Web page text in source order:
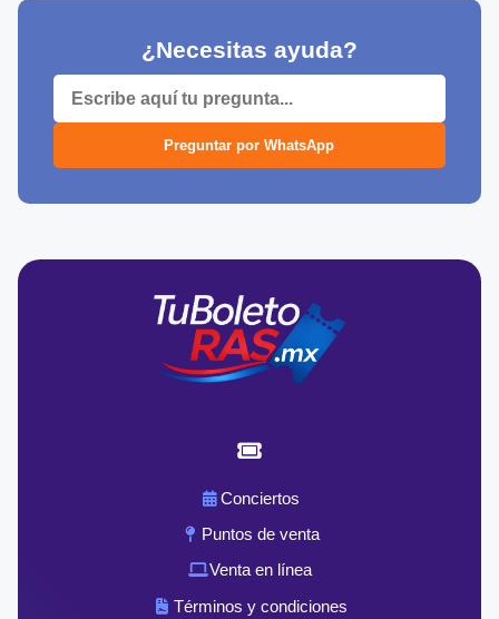
¿Necesitas ayuda?
Preguntar por WhatsApp
Conciertos
Puntos de venta
Venta en línea
Términos y condiciones